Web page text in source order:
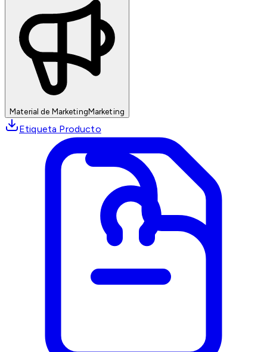
Material de MarketingMarketing
Etiqueta Producto